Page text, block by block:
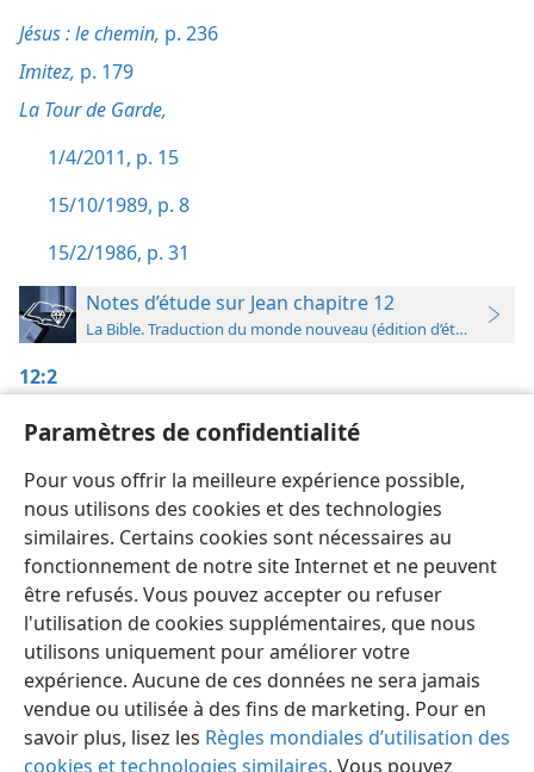
Paramètres de confidentialité
Pour vous offrir la meilleure expérience possible,
nous utilisons des cookies et des technologies
similaires. Certains cookies sont nécessaires au
fonctionnement de notre site Internet et ne peuvent
être refusés. Vous pouvez accepter ou refuser
l'utilisation de cookies supplémentaires, que nous
utilisons uniquement pour améliorer votre
expérience. Aucune de ces données ne sera jamais
vendue ou utilisée à des fins de marketing. Pour en
savoir plus, lisez les Règles mondiales d’utilisation des
cookies et technologies similaires. Vous pouvez
Jésus : le chemin, p. 236
Imitez, p. 179
La Tour de Garde,
1/4/2011, p. 15
15/10/1989, p. 8
15/2/1986, p. 31
Notes d’étude sur Jean chapitre 12
La Bible. Traduction du monde nouveau (édition d’étude)
12:2
repas :C.-à-d. le repas du soir qui a eu lieu chez
début du 9 nisan (Mt 26:6 ;Mc 14:3).
Français Préférences
Copyright © 2026 Watch Tower Bible and Tract Society of Pennsylvania
Conditions d’utilisation
Règles de confidentialité
Paramètres de confidentialité
JW.ORG Se connecter